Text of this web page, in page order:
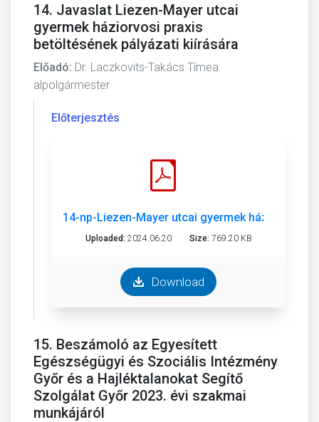
14. Javaslat Liezen-Mayer utcai
gyermek háziorvosi praxis
betöltésének pályázati kiírására
Előadó: Dr. Laczkovits-Takács Tímea
alpolgármester
Előterjesztés
14-np-Liezen-Mayer utcai gyermek háziorvos
Uploaded: 2024.06.20 Size: 769.20 KB
Download
15. Beszámoló az Egyesített
Egészségügyi és Szociális Intézmény
Győr és a Hajléktalanokat Segítő
Szolgálat Győr 2023. évi szakmai
munkájáról